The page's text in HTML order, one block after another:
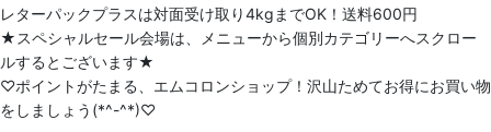
レターパックプラスは対面受け取り4kgまでOK！送料600円
★スペシャルセール会場は、メニューから個別カテゴリーへスクロー
ルするとございます★
♡ポイントがたまる、エムコロンショップ！沢山ためてお得にお買い物
をしましょう(*^-^*)♡